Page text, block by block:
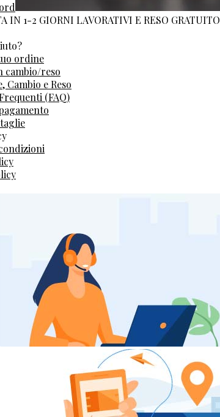
IN 1-2 GIORNI LAVORATIVI E RESO GRATUITO
ordine
cambio/reso
Cambio e Reso
(FAQ)